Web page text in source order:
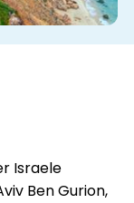
Israele
Ben Gurion,